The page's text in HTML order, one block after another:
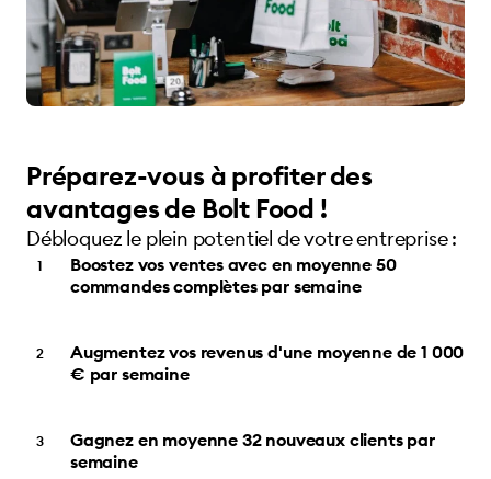
Préparez-vous à profiter des
avantages de Bolt Food !
Débloquez le plein potentiel de votre entreprise :
Boostez vos ventes avec en moyenne 50
commandes complètes par semaine
Augmentez vos revenus d'une moyenne de 1 000
€ par semaine
Gagnez en moyenne 32 nouveaux clients par
semaine